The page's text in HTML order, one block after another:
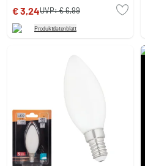
€ 3,24UVP:€ 6,99
Produktdatenblatt